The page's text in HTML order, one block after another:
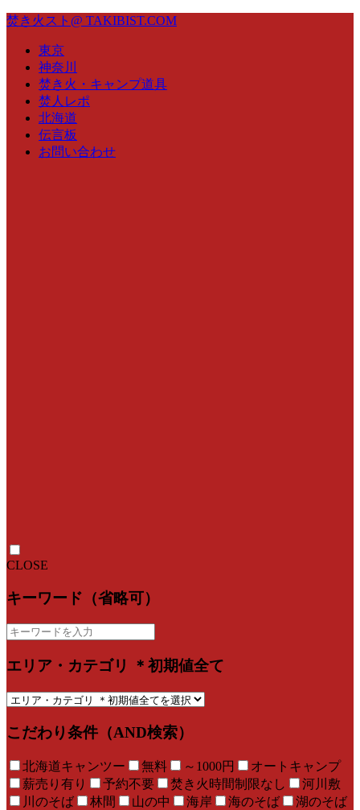
焚き火スト@ TAKIBIST.COM
東京
神奈川
焚き火・キャンプ道具
焚人レポ
北海道
伝言板
お問い合わせ
CLOSE
キーワード（省略可）
エリア・カテゴリ ＊初期値全て
こだわり条件（AND検索）
北海道キャンツー 無料 ～1000円
オートキャンプ
薪売り有り
予約不要 焚き火時間制限なし
河川敷
川のそば
林間 山の中 海岸 海のそば
湖のそば